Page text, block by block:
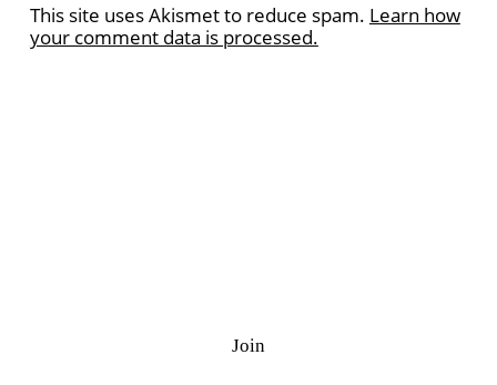
This site uses Akismet to reduce spam. Learn how
your comment data is processed.
Join